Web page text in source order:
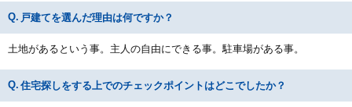
戸建てを選んだ理由は何ですか？
土地があるという事。主人の自由にできる事。駐車場がある事。
住宅探しをする上でのチェックポイントはどこでしたか？